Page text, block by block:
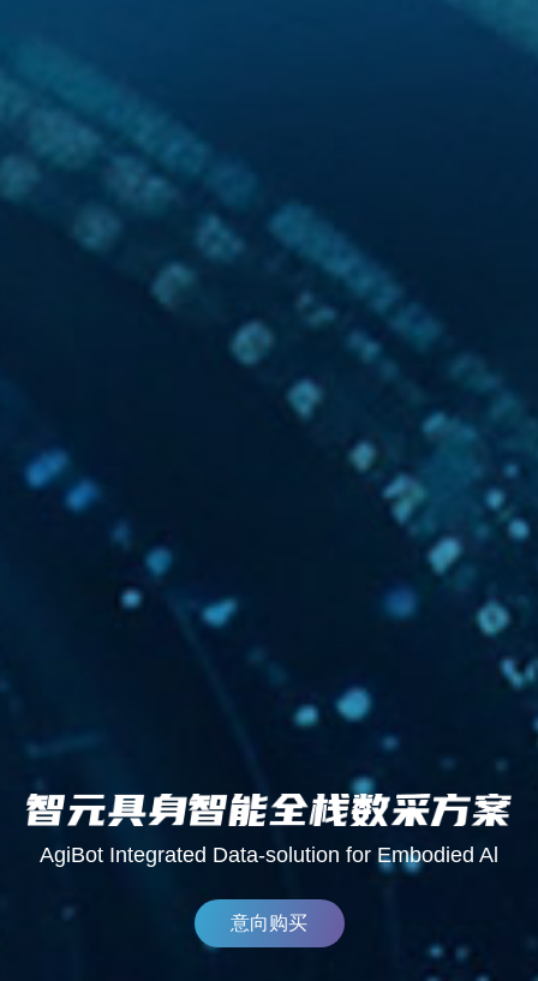
AgiBot Integrated Data-solution for Embodied Al
意向购买